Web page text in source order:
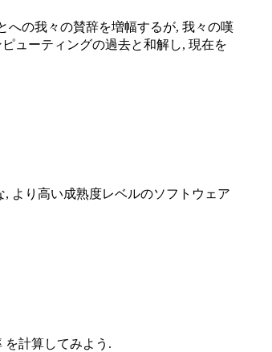
への我々の賛辞を増幅するが, 我々の嘆
ューティングの過去と和解し, 現在を
, より高い成熟度レベルのソフトウェア
計算してみよう.